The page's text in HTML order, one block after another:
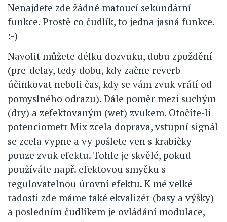
Nenajdete zde žádné matoucí sekundární
funkce. Prostě co čudlík, to jedna jasná funkce.
:-)
Navolit můžete délku dozvuku, dobu zpoždění
(pre-delay, tedy dobu, kdy začne reverb
účinkovat neboli čas, kdy se vám zvuk vrátí od
pomyslného odrazu). Dále poměr mezi suchým
(dry) a zefektovaným (wet) zvukem. Otočíte-li
potenciometr Mix zcela doprava, vstupní signál
se zcela vypne a vy pošlete ven s krabičky
pouze zvuk efektu. Tohle je skvělé, pokud
používáte např. efektovou smyčku s
regulovatelnou úrovní efektu. K mé velké
radosti zde máme také ekvalizér (basy a výšky)
a posledním čudlíkem je ovládání modulace,